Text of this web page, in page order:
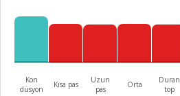
Kon
düsyon
Kısa pas
Uzun
pas
Orta
Duran
top